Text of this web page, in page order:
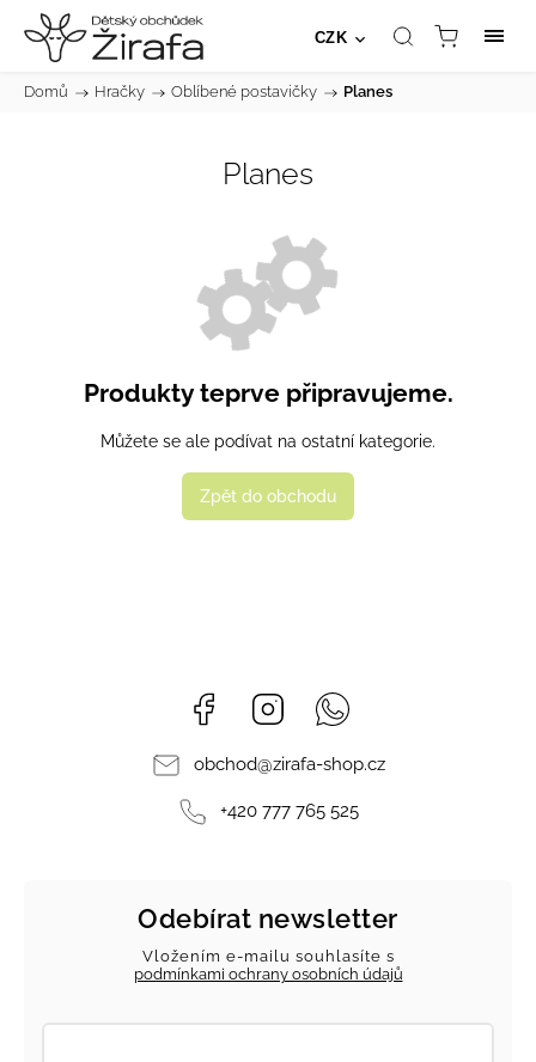
CZK
Domů / Hračky / Oblíbené postavičky / Planes
Planes
Produkty teprve připravujeme.
Můžete se ale podívat na ostatní kategorie.
Zpět do obchodu
Facebook Instagram
obchod@zirafa-shop.cz
+420 777 765 525
Odebírat newsletter
Vložením e-mailu souhlasíte s
podmínkami ochrany osobních údajů